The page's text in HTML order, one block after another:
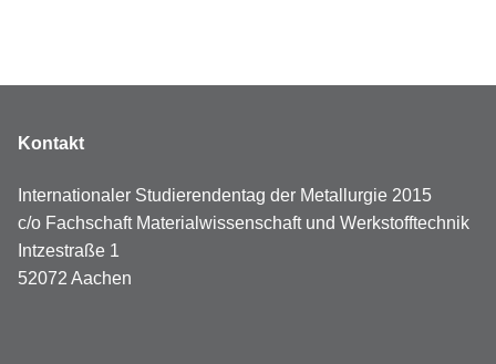
Kontakt
Internationaler Studierendentag der Metallurgie 2015
c/o Fachschaft Materialwissenschaft und Werkstofftechnik
Intzestraße 1
52072 Aachen